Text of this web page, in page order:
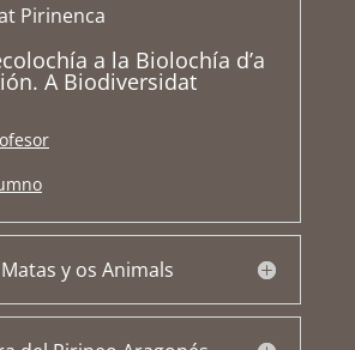
Pirinenca
a la Biolochía d’a
A Biodiversidat
y os Animals